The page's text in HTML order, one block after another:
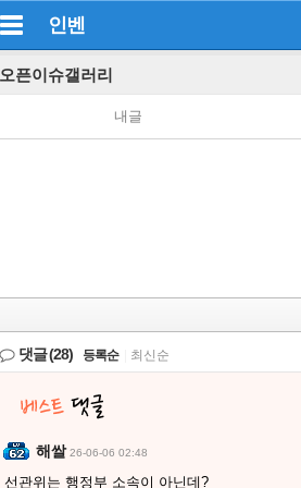
인벤
오픈이슈갤러리
내글
댓글(28) 등록순 최신순
해쌀 26-06-06 02:48
선관위는 행정부 소속이 아닌데?